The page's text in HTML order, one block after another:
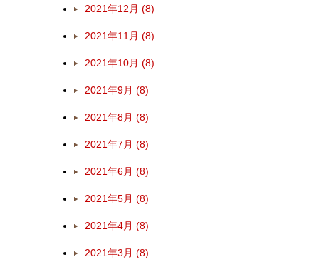
2021年12月 (8)
2021年11月 (8)
2021年10月 (8)
2021年9月 (8)
2021年8月 (8)
2021年7月 (8)
2021年6月 (8)
2021年5月 (8)
2021年4月 (8)
2021年3月 (8)